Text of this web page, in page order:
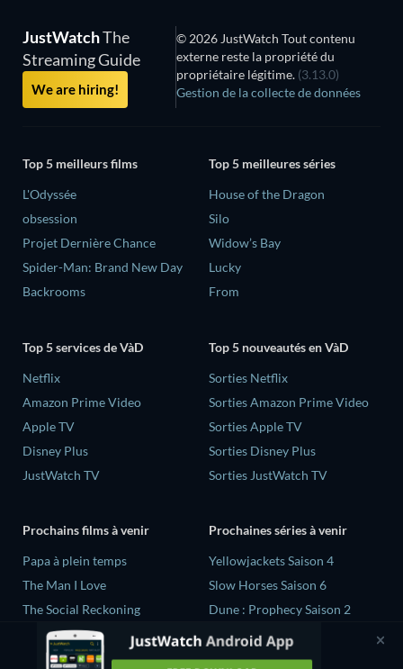
JustWatchThe
Streaming Guide
We are hiring!
© 2026 JustWatch Tout contenu
externe reste la propriété du
propriétaire légitime. (3.13.0)
Gestion de la collecte de données
Top 5 meilleurs films
L'Odyssée
obsession
Projet Dernière Chance
Spider-Man: Brand New Day
Backrooms
Top 5 meilleures séries
House of the Dragon
Silo
Widow’s Bay
Lucky
From
Top 5 services de VàD
Netflix
Amazon Prime Video
Apple TV
Disney Plus
JustWatch TV
Top 5 nouveautés en VàD
Sorties Netflix
Sorties Amazon Prime Video
Sorties Apple TV
Sorties Disney Plus
Sorties JustWatch TV
Prochains films à venir
‎Papa à plein temps
The Man I Love
The Social Reckoning
La Conscience politique
Quand la vie recommence...
Prochaines séries à venir
Yellowjackets Saison 4
Slow Horses Saison 6
Dune : Prophecy Saison 2
The Gentlemen Saison 2
Love Is Blind: UK Saison 3